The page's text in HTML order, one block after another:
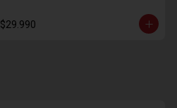
$29.990